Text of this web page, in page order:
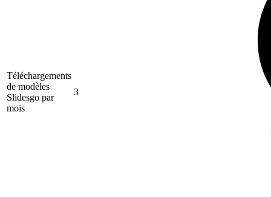
Téléchargements
de modèles
Slidesgo par
mois
3